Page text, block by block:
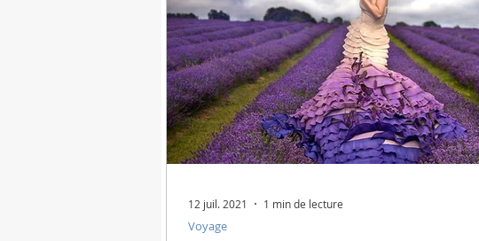
Voyage
12 juil. 2021 1 min de lecture